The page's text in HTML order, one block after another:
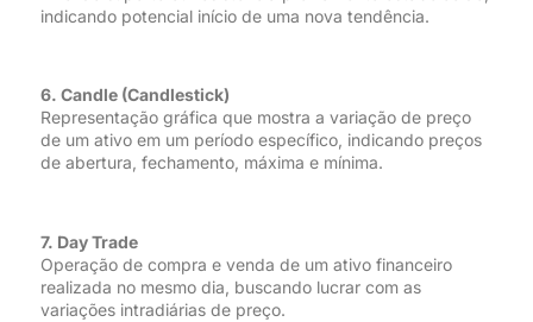
indicando potencial início de uma nova tendência.
6. Candle (Candlestick)
Representação gráfica que mostra a variação de preço
de um ativo em um período específico, indicando preços
de abertura, fechamento, máxima e mínima.
7. Day Trade
Operação de compra e venda de um ativo financeiro
realizada no mesmo dia, buscando lucrar com as
variações intradiárias de preço.